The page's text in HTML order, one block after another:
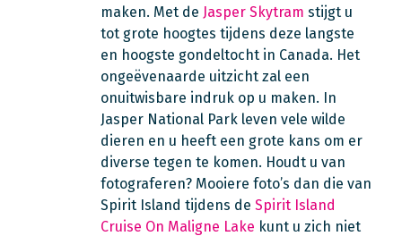
maken. Met de Jasper Skytram stijgt u
tot grote hoogtes tijdens deze langste
en hoogste gondeltocht in Canada. Het
ongeëvenaarde uitzicht zal een
onuitwisbare indruk op u maken. In
Jasper National Park leven vele wilde
dieren en u heeft een grote kans om er
diverse tegen te komen. Houdt u van
fotograferen? Mooiere foto’s dan die van
Spirit Island tijdens de Spirit Island
Cruise On Maligne Lake kunt u zich niet